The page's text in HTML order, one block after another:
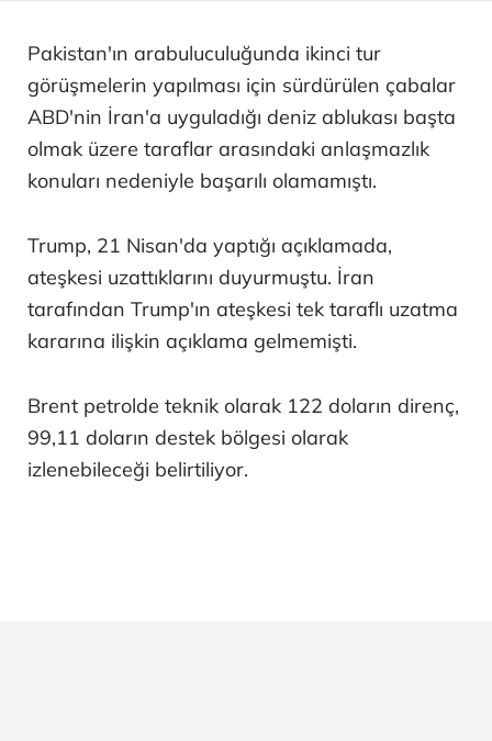
Pakistan'ın arabuluculuğunda ikinci tur
görüşmelerin yapılması için sürdürülen çabalar
ABD'nin İran'a uyguladığı deniz ablukası başta
olmak üzere taraflar arasındaki anlaşmazlık
konuları nedeniyle başarılı olamamıştı.
Trump, 21 Nisan'da yaptığı açıklamada,
ateşkesi uzattıklarını duyurmuştu. İran
tarafından Trump'ın ateşkesi tek taraflı uzatma
kararına ilişkin açıklama gelmemişti.
Brent petrolde teknik olarak 122 doların direnç,
99,11 doların destek bölgesi olarak
izlenebileceği belirtiliyor.